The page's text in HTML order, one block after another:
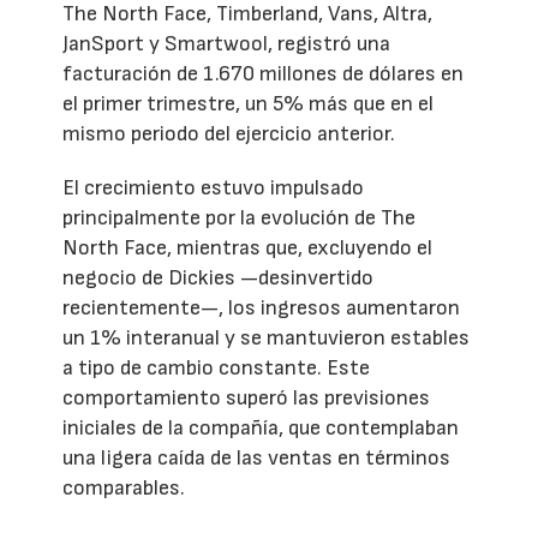
The North Face, Timberland, Vans, Altra,
JanSport y Smartwool, registró una
facturación de 1.670 millones de dólares en
el primer trimestre, un 5% más que en el
mismo periodo del ejercicio anterior.
El crecimiento estuvo impulsado
principalmente por la evolución de The
North Face, mientras que, excluyendo el
negocio de Dickies —desinvertido
recientemente—, los ingresos aumentaron
un 1% interanual y se mantuvieron estables
a tipo de cambio constante. Este
comportamiento superó las previsiones
iniciales de la compañía, que contemplaban
una ligera caída de las ventas en términos
comparables.